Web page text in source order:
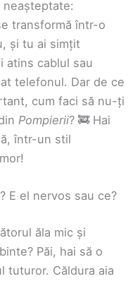
neașteptate:
transformă într-o
și tu ai simțit
atins cablul sau
telefonul. Dar de ce
cum faci să nu-ți
Pompierii? 🚒 Hai
într-un stil
E el nervos sau ce?
ăla mic și
Păi, hai să o
tuturor. Căldura aia